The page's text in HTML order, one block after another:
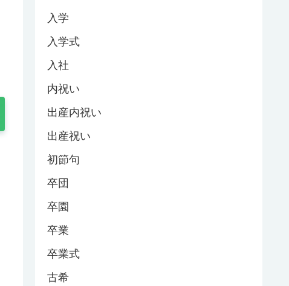
入学
入学式
入社
内祝い
出産内祝い
出産祝い
初節句
卒団
卒園
卒業
卒業式
古希